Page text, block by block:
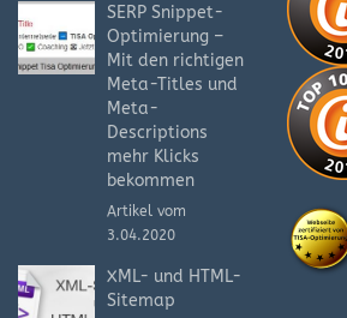
SERP Snippet-
Optimierung –
Mit den richtigen
Meta-Titles und
Meta-
Descriptions
mehr Klicks
bekommen
Artikel vom
3.04.2020
XML- und HTML-
Sitemap